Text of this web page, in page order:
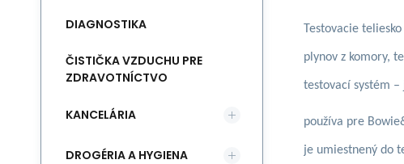
Testovacie
plynov z komory,
testovací systém –
používa pre
je umiestnený do
DIAGNOSTIKA
ČISTIČKA VZDUCHU PRE
ZDRAVOTNÍCTVO
KANCELÁRIA
DROGÉRIA A HYGIENA